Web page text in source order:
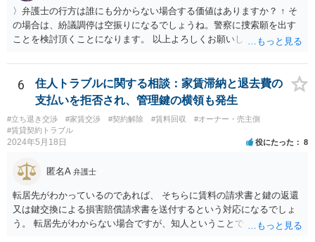
〉弁護士の行方は誰にも分からない場合する価値はありますか？ ↑ そ
の場合は、紛議調停は空振りになるでしょうね。警察に捜索願を出す
ことを検討頂くことになります。 以上よろしくお願いします。同業者
了させてください。
6
住人トラブルに関する相談：家賃滞納と退去費の
支払いを拒否され、管理鍵の横領も発生
#立ち退き交渉 #家賃交渉 #契約解除 #賃料回収
#オーナー・売主側
#賃貸契約トラブル
2024年5月18日 役にたった 8
匿名A 弁護士
転居先がわかっているのであれば、 そちらに賃料の請求書と鍵の返還
又は鍵交換による損害賠償請求書を送付するという対応になるでしょ
う。 転居先がわからない場合ですが、知人ということで、連絡がつく